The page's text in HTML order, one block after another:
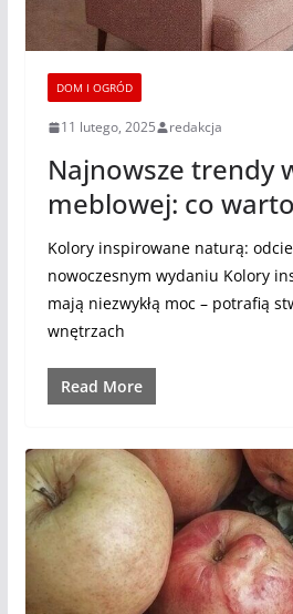
DOM I OGRÓD
11 lutego, 2025 redakcja
Najnowsze trendy
meblowej: co
Kolory inspirowane naturą:
nowoczesnym wydaniu Kolory
mają niezwykłą moc – potrafią
wnętrzach
Read More